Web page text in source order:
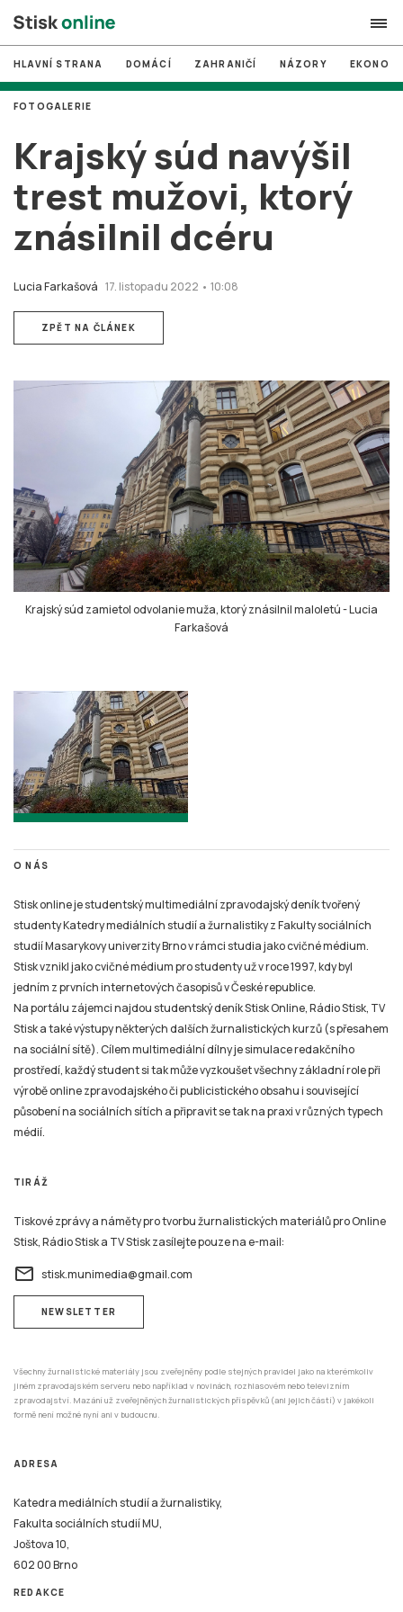
search
# MUNI
# Brno
# volby
login PŘIHLÁSIT SE
HLAVNÍ STRANA DOMÁCÍ ZAHRANIČÍ NÁZORY
Krajský súd navýšil
trest mužovi, ktorý
znásilnil dcéru
Lucia Farkašová 17. listopadu 2022 • 10:08
FOTOGALERIE
ZPĚT NA ČLÁNEK
Krajský súd zamietol odvolanie muža, ktorý znásilnil maloletú-Lucia
Farkašová
O NÁS
Stisk online je studentský multimediální zpravodajský deník tvořený
studenty Katedry mediálních studií a žurnalistiky z Fakulty sociálních
studií Masarykovy univerzity Brno v rámci studia jako cvičné médium.
Stisk vznikl jako cvičné médium pro studenty už v roce 1997, kdy byl
jedním z prvních internetových časopisů v České republice.
Na portálu zájemci najdou studentský deník Stisk Online, Rádio Stisk, TV
Stisk a také výstupy některých dalších žurnalistických kurzů (s přesahem
na sociální sítě). Cílem multimediální dílny je simulace redakčního
prostředí, každý student si tak může vyzkoušet všechny základní role při
výrobě online zpravodajského či publicistického obsahu i související
působení na sociálních sítích a připravit se tak na praxi v různých typech
médií.
TIRÁŽ
Tiskové zprávy a náměty pro tvorbu žurnalistických materiálů pro Online
Stisk, Rádio Stisk a TV Stisk zasílejte pouze na e-mail:
email stisk.munimedia@gmail.com
NEWSLETTER
Všechny žurnalistické materiály jsou zveřejněny podle stejných pravidel jako na kterémkoliv
jiném zpravodajském serveru nebo například v novinách, rozhlasovém nebo televizním
zpravodajství. Mazání už zveřejněných žurnalistických příspěvků (ani jejich částí) v jakékoli
formě není možné nyní ani v budoucnu.
ADRESA
Katedra mediálních studií a žurnalistiky,
Fakulta sociálních studií MU,
Joštova 10,
602 00 Brno
REDAKCE